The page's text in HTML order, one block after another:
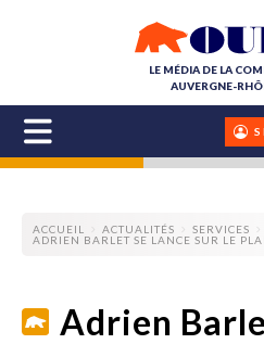
LE MÉDIA DE LA
AUVERGNE-
ACCUEIL ACTUALITÉS
SERVICES
ADRIEN BARLET SE LANCE SUR LE
Adrien